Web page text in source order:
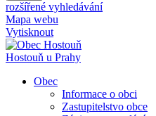
rozšířené vyhledávání
Mapa webu
Vytisknout
Hostouň u Prahy
Obec
Informace o obci
Zastupitelstvo obce